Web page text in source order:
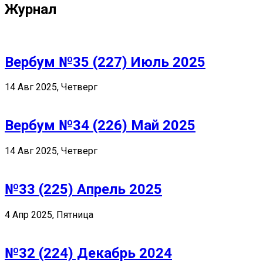
Журнал
Вербум №35 (227) Июль 2025
14 Авг 2025, Четверг
Вербум №34 (226) Май 2025
14 Авг 2025, Четверг
№33 (225) Апрель 2025
4 Апр 2025, Пятница
№32 (224) Декабрь 2024